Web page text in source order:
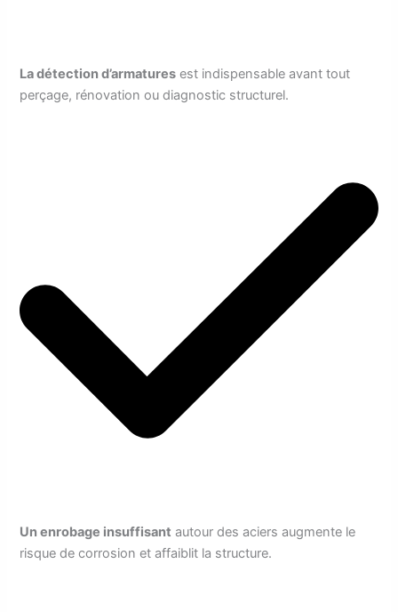
La détection d’armatures est indispensable avant tout
perçage, rénovation ou diagnostic structurel.
Un enrobage insuffisant autour des aciers augmente le
risque de corrosion et affaiblit la structure.